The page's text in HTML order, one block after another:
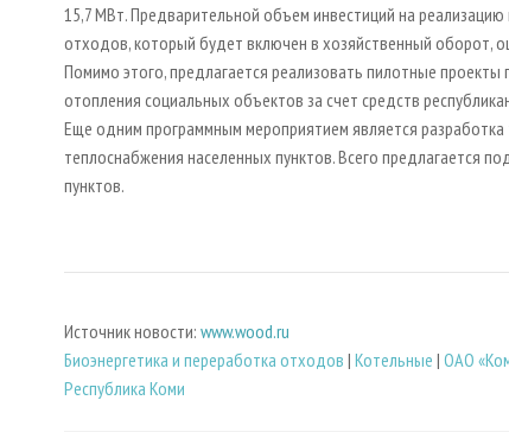
15,7 МВт. Предварительной объем инвестиций на
отходов, который будет включен в хозяйственный оборот,
Помимо этого, предлагается реализовать пилотные
отопления социальных объектов за счет средств
Еще одним программным мероприятием является
теплоснабжения населенных пунктов. Всего предлагается
пунктов.
Источник новости: www.wood.ru
Биoэнергетика и переработка отходов | Котельные | ОАО
Республика Коми